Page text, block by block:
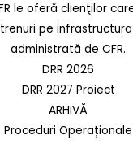
le oferă clienţilor
pe
administrată de CFR.
DRR 2026
DRR 2027 Proiect
ARHIVĂ
Proceduri Operaționale